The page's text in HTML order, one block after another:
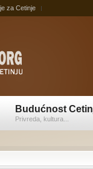
za Cetinje
Budućnost
Privreda, kultura...